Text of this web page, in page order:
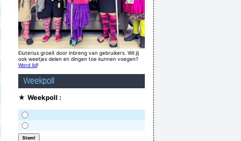
Eluterius groeit door inbreng van gebruikers. Wil jij
ook weetjes delen en dingen toe kunnen voegen?
Word lid!
Weekpoll
★ Weekpoll :